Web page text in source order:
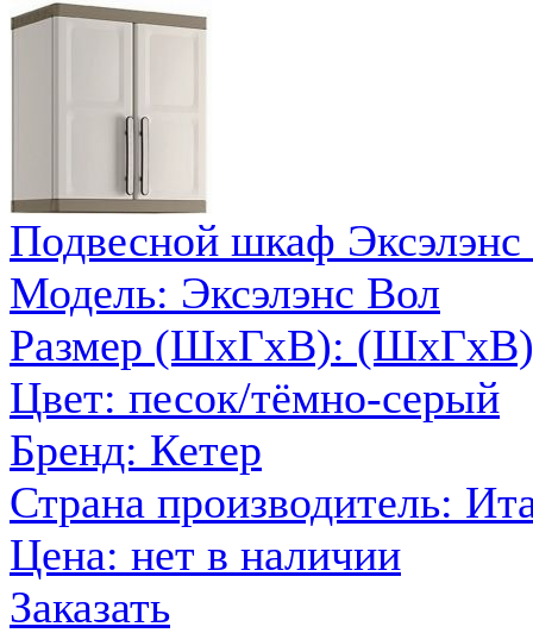
Подвесной шкаф
Модель: Эксэлэнс Вол
Размер (ШxГxВ):
Цвет: песок/тёмно-серый
Бренд: Кетер
Страна производитель:
Цена: нет в наличии
Заказать